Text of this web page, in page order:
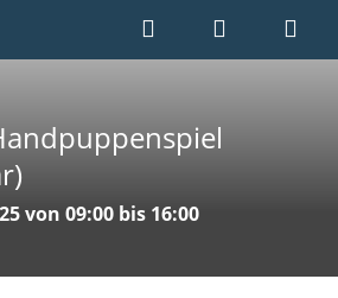
von 09:00 bis 16:00